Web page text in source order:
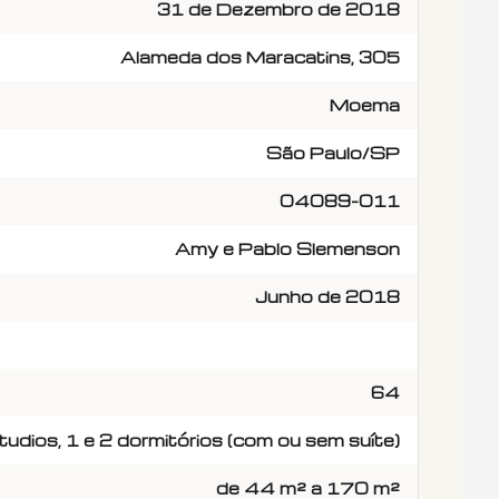
31 de Dezembro de 2018
Alameda dos Maracatins, 305
Moema
São Paulo/SP
04089-011
Amy e Pablo Slemenson
Junho de 2018
64
1 e 2 dormitórios (com ou sem suíte)
de 44 m² a 170 m²